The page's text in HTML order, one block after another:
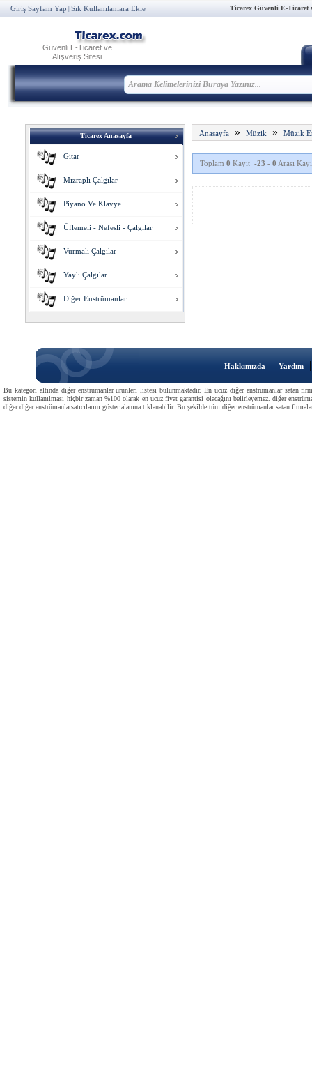
Giriş Sayfam Yap Sık Kullanılanlara Ekle Ticarex Güvenli E-Ticaret
Güvenli E-Ticaret ve
Alışveriş Sitesi
Ticarex Anasayfa
Gitar
Mızraplı Çalgılar
Piyano Ve Klavye
Üflemeli - Nefesli - Çalgılar
Vurmalı Çalgılar
Yaylı Çalgılar
Diğer Enstrümanlar
Anasayfa » Müzik » Müzik
Toplam 0 Kayıt -23 - 0 Arası
Hakkımızda | Yardım
Bu kategori altında diğer enstrümanlar ürünleri listesi bulunmaktadır. En ucuz diğer enstrümanlar satan
sistemin kullanılması hiçbir zaman %100 olarak en ucuz fiyat garantisi olacağını belirleyemez. diğer
diğer diğer enstrümanlarsatıcılarını göster alanına tıklanabilir. Bu şekilde tüm diğer enstrümanlar satan